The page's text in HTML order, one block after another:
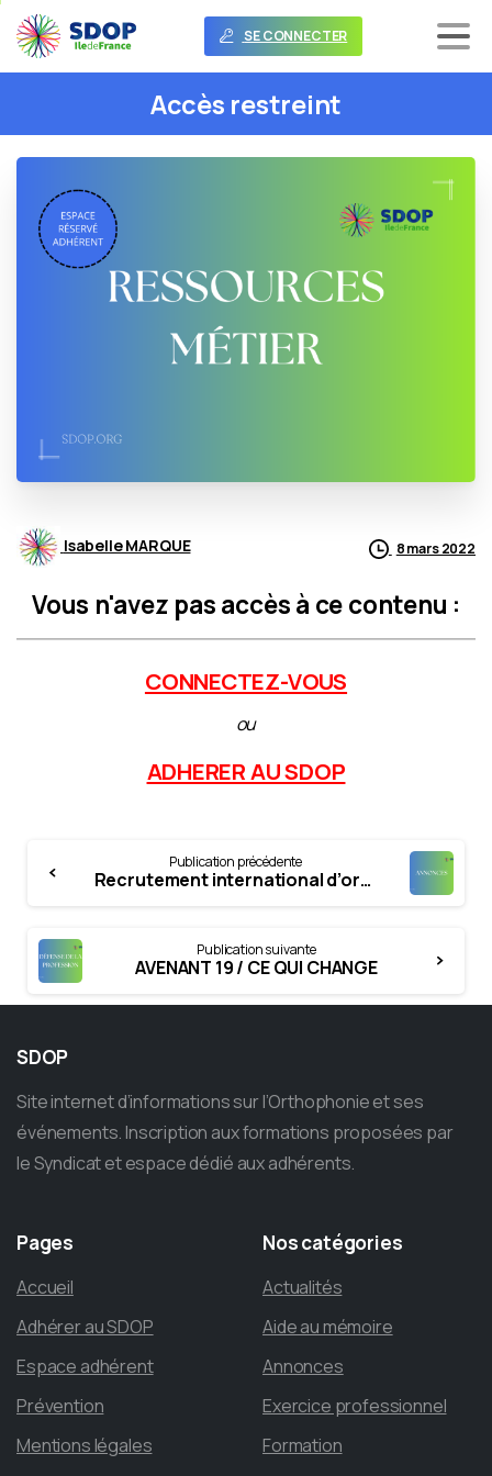
SE CONNECTER
Accès restreint
Isabelle MARQUE 8 mars 2022
Vous n'avez pas accès à ce contenu :
CONNECTEZ-VOUS
ou
ADHERER AU SDOP
Reading
Publication précédente
Recrutement international d’orthophonistes/logopèdes – Journées Québec France-Belgique
Publication suivante
AVENANT 19 / CE QUI CHANGE
SDOP
Site internet d’informations sur l’Orthophonie et ses
événements. Inscription aux formations proposées par
le Syndicat et espace dédié aux adhérents.
Pages
Accueil
Adhérer au SDOP
Espace adhérent
Prévention
Mentions légales
Noscatégories
Actualités
Aide au mémoire
Annonces
Exercice professionnel
Formation